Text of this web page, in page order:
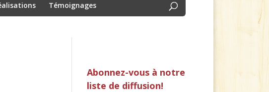
Témoignages
Abonnez-vous à notre
liste de diffusion!